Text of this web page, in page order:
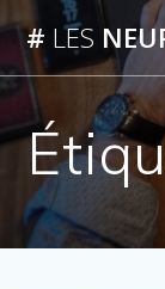
# LES